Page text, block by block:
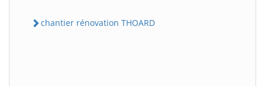
chantier rénovation THOARD